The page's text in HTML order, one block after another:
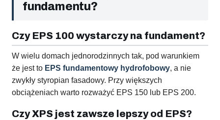
fundamentu?
Czy EPS 100 wystarczy na fundament?
W wielu domach jednorodzinnych tak, pod warunkiem
że jest to EPS fundamentowy hydrofobowy, a nie
zwykły styropian fasadowy. Przy większych
obciążeniach warto rozważyć EPS 150 lub EPS 200.
Czy XPS jest zawsze lepszy od EPS?